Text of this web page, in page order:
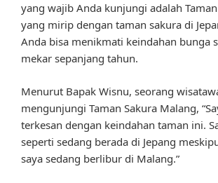
yang wajib Anda kunjungi adalah
yang mirip dengan taman sakura di
Anda bisa menikmati keindahan bunga
mekar sepanjang tahun.
Menurut Bapak Wisnu, seorang
mengunjungi Taman Sakura Malang,
terkesan dengan keindahan taman ini.
seperti sedang berada di Jepang
saya sedang berlibur di Malang.”